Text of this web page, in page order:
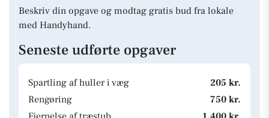
Beskriv din opgave og modtag gratis bud fra lokale
med Handyhand.
Seneste udførte opgaver
Spartling af huller i væg
205 kr.
Rengøring
750 kr.